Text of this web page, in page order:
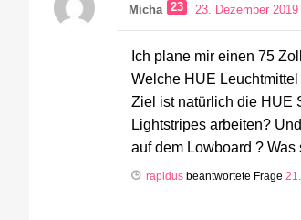
Micha 23 23. Dezember 2019
Ich plane mir einen 75
Welche HUE
Ziel ist natürlich die HUE
Lightstripes arbeiten?
auf dem Lowboard ?
rapidus beantwortete Frage